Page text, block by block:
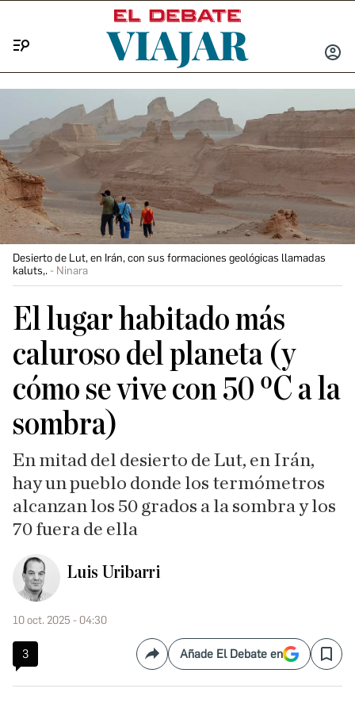
INICIAR
Desierto de Lut, en Irán, con sus formaciones geológicas llamadas
kaluts,.
Ninara
El lugar habitado más
caluroso del planeta (y
cómo se vive con 50 ºC a la
sombra)
En mitad del desierto de Lut, en Irán,
hay un pueblo donde los termómetros
alcanzan los 50 grados a la sombra y los
70 fuera de ella
Luis Uribarri
10 oct. 2025 - 04:30
3 CompartirAñade El Debate en Save